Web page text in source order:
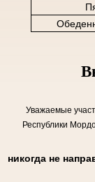
Уважаемые
Республики
никогда не